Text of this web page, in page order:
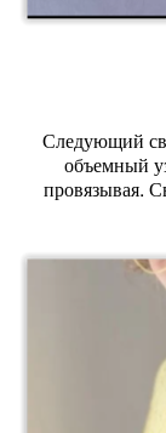
Следующий
объемный
провязывая.